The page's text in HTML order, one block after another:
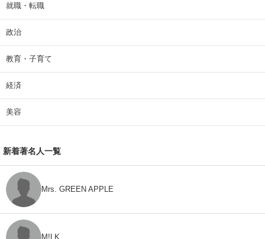
就職・転職
政治
教育・子育て
経済
美容
新着著名人一覧
Mrs. GREEN APPLE
M!LK